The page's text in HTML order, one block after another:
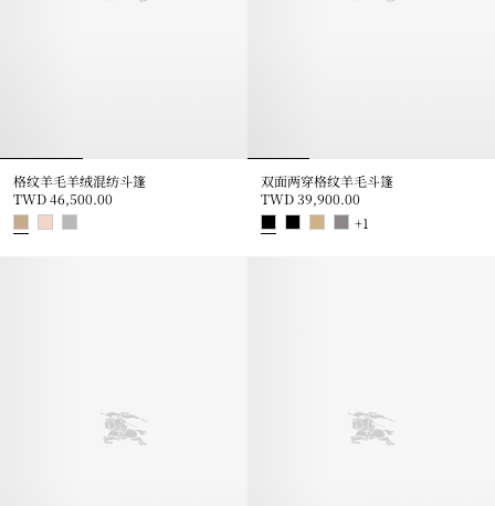
格纹羊毛羊绒混纺斗篷
TWD 46,500.00
双面两穿格纹羊毛斗篷
TWD 39,900.00
+1